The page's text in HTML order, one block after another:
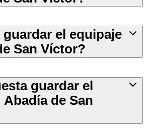
el equipaje
San Víctor?
guardar el
de San